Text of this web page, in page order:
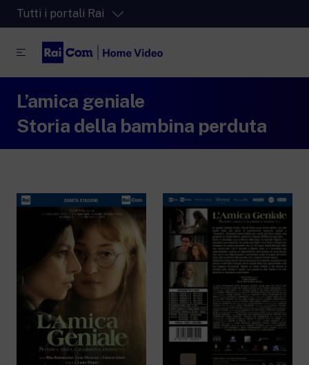
Tutti i portali Rai
La piattaforma di streaming video per tutti.
RaiPlay
Lo spazio sicuro ricco di cartoni animati
per i più piccoli.
New 24 ore su 24: attualità, ultime notizie
e aggiornamenti.
RaiNews
Le redazioni regionali di RaiNews.
Rai TgR
L’amica geniale
Storia della bambina perduta